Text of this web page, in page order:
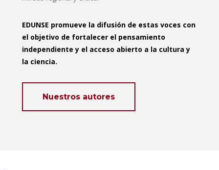
EDUNSE promueve la difusión de estas voces con
el objetivo de fortalecer el pensamiento
independiente y el acceso abierto a la cultura y
la ciencia.
Nuestros autores